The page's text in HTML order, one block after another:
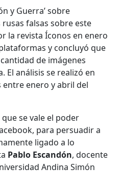
y Guerra’ sobre
falsas sobre este
la revista Íconos en enero
y concluyó que
de imágenes
El análisis se realizó en
enero y abril del
se vale el poder
para persuadir a
ligado a lo
Pablo Escandón, docente
Andina Simón